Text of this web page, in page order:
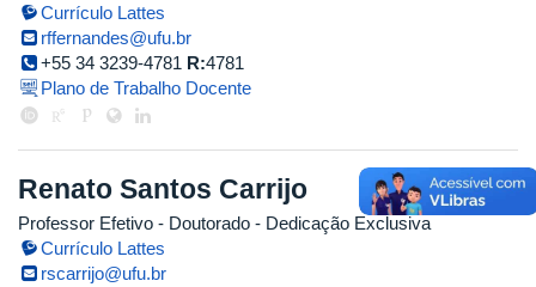
Currículo Lattes
rffernandes@ufu.br
+55 34 3239-4781 R:4781
Plano de Trabalho Docente
Renato Santos Carrijo
Professor Efetivo - Doutorado - Dedicação Exclusiva
Currículo Lattes
rscarrijo@ufu.br